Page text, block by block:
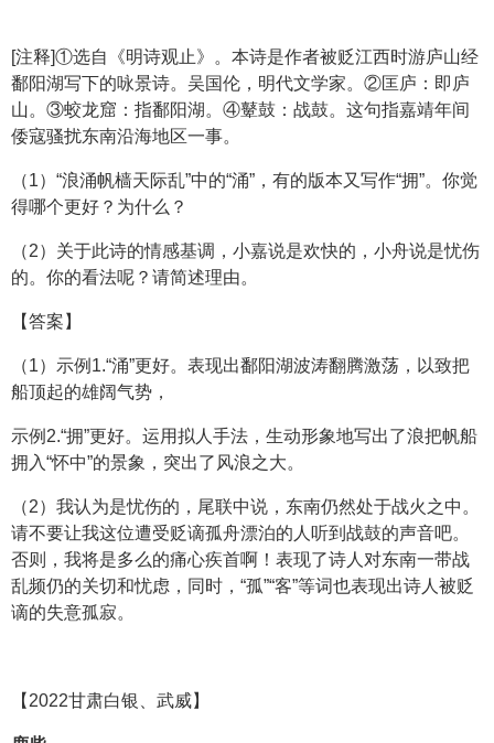
[注释]①选自《明诗观止》。本诗是作者被贬江西时游庐山经
鄱阳湖写下的咏景诗。吴国伦，明代文学家。②匡庐：即庐
山。③蛟龙窟：指鄱阳湖。④鼙鼓：战鼓。这句指嘉靖年间
倭寇骚扰东南沿海地区一事。
（1）“浪涌帆樯天际乱”中的“涌”，有的版本又写作“拥”。你觉
得哪个更好？为什么？
（2）关于此诗的情感基调，小嘉说是欢快的，小舟说是忧伤
的。你的看法呢？请简述理由。
【答案】
（1）示例1.“涌”更好。表现出鄱阳湖波涛翻腾激荡，以致把
船顶起的雄阔气势，
示例2.“拥”更好。运用拟人手法，生动形象地写出了浪把帆船
拥入“怀中”的景象，突出了风浪之大。
（2）我认为是忧伤的，尾联中说，东南仍然处于战火之中。
请不要让我这位遭受贬谪孤舟漂泊的人听到战鼓的声音吧。
否则，我将是多么的痛心疾首啊！表现了诗人对东南一带战
乱频仍的关切和忧虑，同时，“孤”“客”等词也表现出诗人被贬
谪的失意孤寂。
【2022甘肃白银、武威】